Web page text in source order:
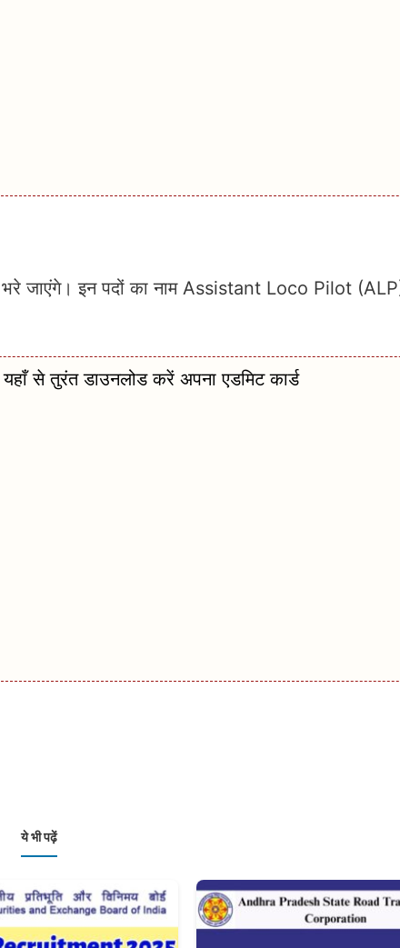
जाएंगे। इन पदों का नाम Assistant Loco Pilot
से तुरंत डाउनलोड करें अपना एडमिट कार्ड
ये भी पढ़ें